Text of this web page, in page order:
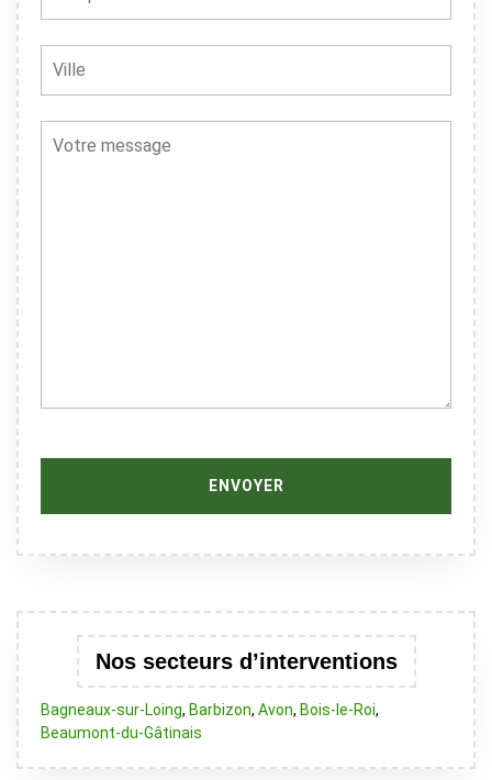
Nos secteurs d’interventions
Bagneaux-sur-Loing, Barbizon, Avon, Bois-le-Roi,
Beaumont-du-Gâtinais